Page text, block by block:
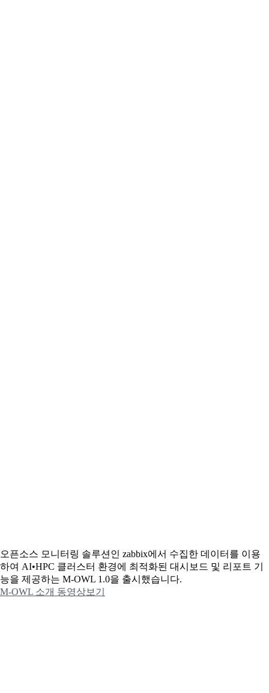
오픈소스 모니터링 솔루션인 zabbix에서 수집한 데이터를 이용
하여 AI•HPC 클러스터 환경에 최적화된 대시보드 및 리포트 기
능을 제공하는 M-OWL 1.0을 출시했습니다.
M-OWL 소개 동영상보기